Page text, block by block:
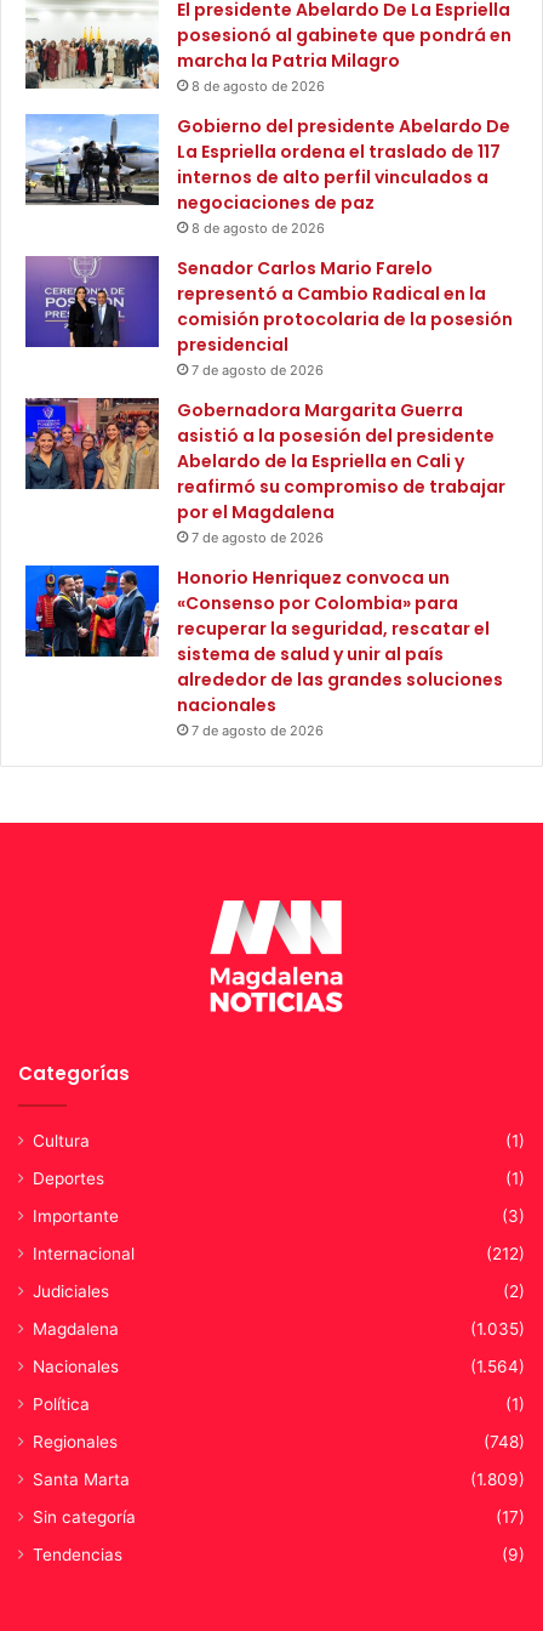
P
m
e
a
a
s
d
u
a
n
n
S
n
El presidente Abelardo De La Espriella
posesionó al gabinete que pondrá en
marcha la Patria Milagro
8 de agosto de 2026
Gobierno del presidente Abelardo De
La Espriella ordena el traslado de 117
internos de alto perfil vinculados a
negociaciones de paz
8 de agosto de 2026
Senador Carlos Mario Farelo
representó a Cambio Radical en la
comisión protocolaria de la posesión
presidencial
7 de agosto de 2026
Gobernadora Margarita Guerra
asistió a la posesión del presidente
Abelardo de la Espriella en Cali y
reafirmó su compromiso de trabajar
por el Magdalena
7 de agosto de 2026
Honorio Henriquez convoca un
«Consenso por Colombia» para
recuperar la seguridad, rescatar el
sistema de salud y unir al país
alrededor de las grandes soluciones
nacionales
7 de agosto de 2026
Categorías
Cultura
(1)
Deportes
(1)
Importante
(3)
Internacional
(212)
Judiciales
(2)
Magdalena
(1.035)
Nacionales
(1.564)
Política
(1)
Regionales
(748)
Santa Marta
(1.809)
Sin categoría
(17)
Tendencias
(9)